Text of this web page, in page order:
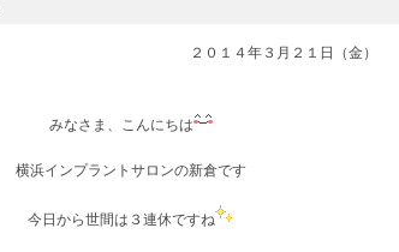
２０１４年３月２１日（金）
みなさま、こんにちは
横浜インプラントサロンの新倉です
今日から世間は３連休ですね